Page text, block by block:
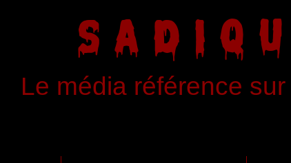
Le média référence